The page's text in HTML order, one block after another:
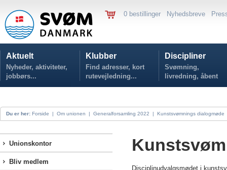
0 bestillinger Nyhedsbreve
Aktuelt
Nyheder, aktiviteter,
jobbørs...
Klubber
Find adresser, kort
rutevejledning...
Discipliner
Svømning,
livredning, åbent
vand...
Du er her: Forside | Om unionen | Generalforsamling 2022 | Kunstsvømnings dialogmøde
Unionskontor
Bliv medlem
Disciplinudvalgsmødet i